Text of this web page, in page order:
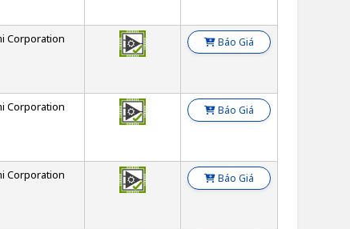
Corporation Báo Giá
Corporation Báo Giá
Corporation Báo Giá